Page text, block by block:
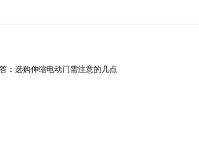
：选购伸缩电动门需注意的几点